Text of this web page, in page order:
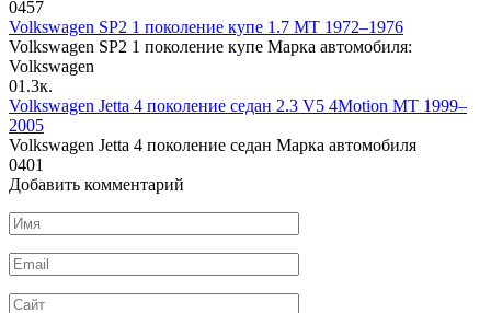
0457
Volkswagen SP2 1 поколение купе 1.7 MT 1972–1976
Volkswagen SP2 1 поколение купе Марка автомобиля:
Volkswagen
01.3к.
Volkswagen Jetta 4 поколение седан 2.3 V5 4Motion MT 1999–
2005
Volkswagen Jetta 4 поколение седан Марка автомобиля
0401
Добавить комментарий
Имя
*
Email
*
Сайт